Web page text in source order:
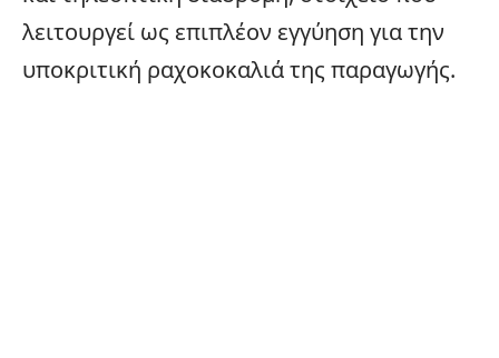
λειτουργεί ως επιπλέον εγγύηση για την
υποκριτική ραχοκοκαλιά της παραγωγής.